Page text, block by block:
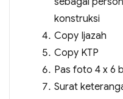
konstruksi
Copy Ijazah
Copy KTP
Pas foto 4 x 6
Surat